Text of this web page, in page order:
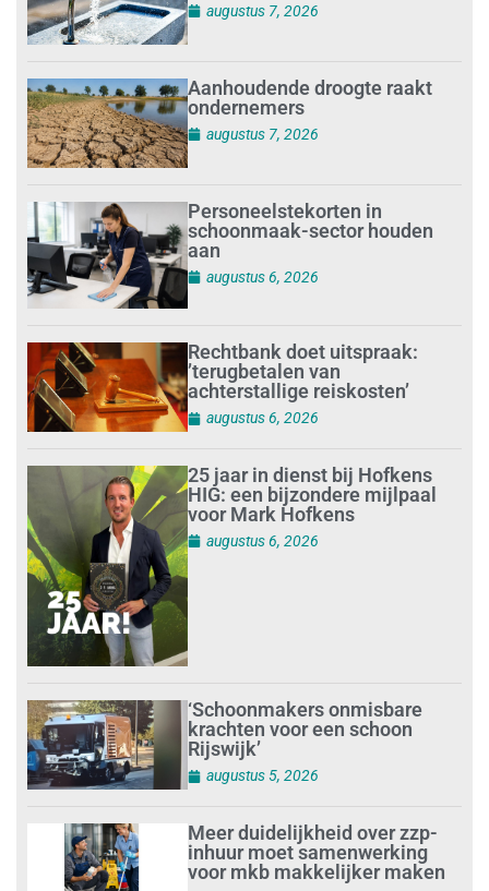
augustus 7, 2026
Aanhoudende droogte raakt
ondernemers
augustus 7, 2026
Personeelstekorten in
schoonmaak-sector houden
aan
augustus 6, 2026
Rechtbank doet uitspraak:
’terugbetalen van
achterstallige reiskosten’
augustus 6, 2026
25 jaar in dienst bij Hofkens
HIG: een bijzondere mijlpaal
voor Mark Hofkens
augustus 6, 2026
‘Schoonmakers onmisbare
krachten voor een schoon
Rijswijk’
augustus 5, 2026
Meer duidelijkheid over zzp-
inhuur moet samenwerking
voor mkb makkelijker maken